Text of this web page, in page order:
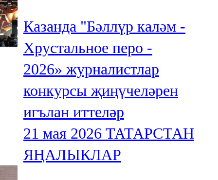
Казанда "Бәллүр каләм -
Хрустальное перо -
2026» журналистлар
конкурсы җиңүчеләрен
игълан иттеләр
21 мая 2026 ТАТАРСТАН
ЯҢАЛЫКЛАР